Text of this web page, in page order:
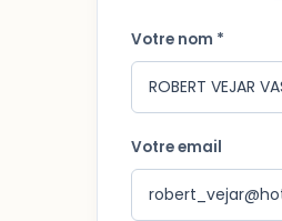
Votre nom *
Votre email